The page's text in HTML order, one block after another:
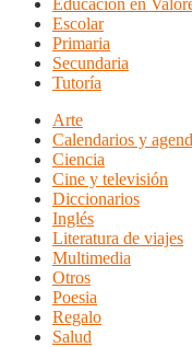
Educación en
Escolar
Primaria
Secundaria
Tutoría
Arte
Calendarios y
Ciencia
Cine y televisión
Diccionarios
Inglés
Literatura de viajes
Multimedia
Otros
Poesia
Regalo
Salud